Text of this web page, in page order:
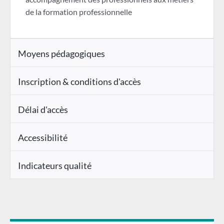
de la formation professionnelle
Moyens pédagogiques
Inscription & conditions d'accès
Délai d'accès
Accessibilité
Indicateurs qualité